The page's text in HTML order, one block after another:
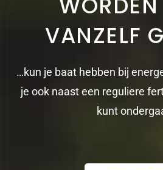
VANZELF
…kun je baat hebben bij
je ook naast een reguliere
kunt